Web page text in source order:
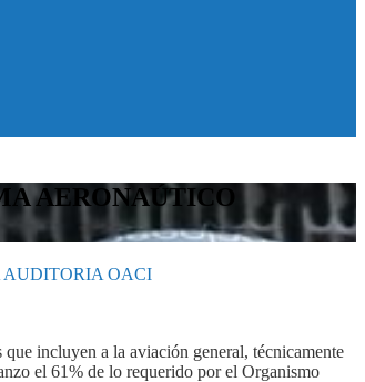
AERONAÚTICO
AUDITORIA OACI
incluyen a la aviación general, técnicamente
el 61% de lo requerido por el Organismo